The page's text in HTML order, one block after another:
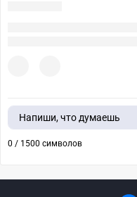
Напиши, что думаешь
0 / 1500 символов